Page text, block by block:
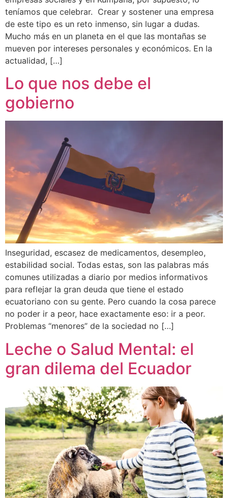
teníamos que celebrar. Crear y sostener una empresa
de este tipo es un reto inmenso, sin lugar a dudas.
Mucho más en un planeta en el que las montañas se
mueven por intereses personales y económicos. En la
actualidad, […]
Lo que nos debe el
gobierno
Inseguridad, escasez de medicamentos, desempleo,
estabilidad social. Todas estas, son las palabras más
comunes utilizadas a diario por medios informativos
para reflejar la gran deuda que tiene el estado
ecuatoriano con su gente. Pero cuando la cosa parece
no poder ir a peor, hace exactamente eso: ir a peor.
Problemas “menores” de la sociedad no […]
Leche o Salud Mental: el
gran dilema del Ecuador